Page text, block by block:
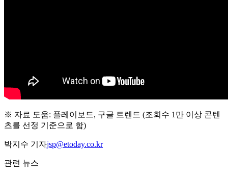
※ 자료 도움: 플레이보드, 구글 트렌드 (조회수 1만 이상 콘텐
츠를 선정 기준으로 함)
박지수 기자jsp@etoday.co.kr
관련 뉴스